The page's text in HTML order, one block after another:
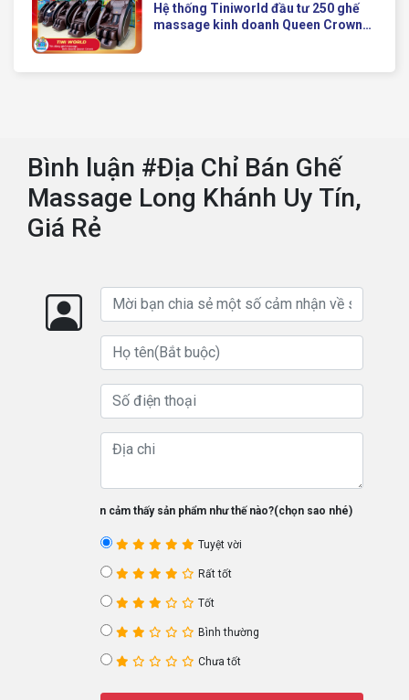
Hệ thống Tiniworld đầu tư 250 ghế
massage kinh doanh Queen Crown
Bình luận #Địa Chỉ Bán Ghế
Massage Long Khánh Uy Tín,
Giá Rẻ
Bạn cảm thấy sản phẩm như thế nào?(chọn sao nhé)
Tuyệt vời
Rất tốt
Tốt
Bình thường
Chưa tốt